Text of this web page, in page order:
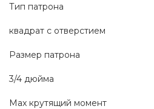
Тип патрона
квадрат с отверстием
Размер патрона
3/4 дюйма
Max крутящий момент